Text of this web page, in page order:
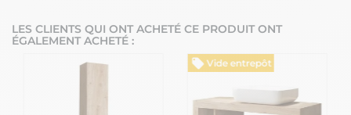
LES CLIENTS QUI ONT ACHETÉ CE PRODUIT ONT
ÉGALEMENT ACHETÉ :
Vide entrepôt